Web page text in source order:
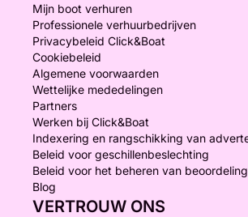
Mijn boot verhuren
Professionele verhuurbedrijven
Privacybeleid Click&Boat
Cookiebeleid
Algemene voorwaarden
Wettelijke mededelingen
Partners
Werken bij Click&Boat
Indexering en rangschikking van
Beleid voor geschillenbeslechting
Beleid voor het beheren van
Blog
VERTROUW ONS